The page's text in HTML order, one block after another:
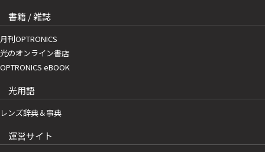
書籍 / 雑誌
月刊OPTRONICS
光のオンライン書店
OPTRONICS eBOOK
光用語
レンズ辞典＆事典
運営サイト